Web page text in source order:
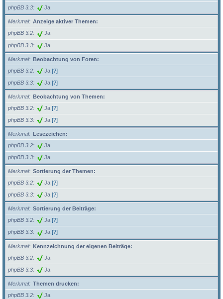
phpBB 3.3 Ja
Merkmal
Anzeige aktiver Themen:
phpBB 3.2
Ja
phpBB 3.3 Ja
Merkmal
Beobachtung von Foren:
phpBB 3.2
Ja [?]
phpBB 3.3 Ja [?]
Merkmal
Beobachtung von Themen:
phpBB 3.2
Ja [?]
phpBB 3.3 Ja [?]
Merkmal
Lesezeichen:
phpBB 3.2
Ja
phpBB 3.3 Ja
Merkmal
Sortierung der Themen:
phpBB 3.2
Ja [?]
phpBB 3.3 Ja [?]
Merkmal
Sortierung der Beiträge:
phpBB 3.2
Ja [?]
phpBB 3.3 Ja [?]
Merkmal
Kennzeichnung der eigenen Beiträge:
phpBB 3.2
Ja
phpBB 3.3 Ja
Merkmal
Themen drucken:
phpBB 3.2
Ja